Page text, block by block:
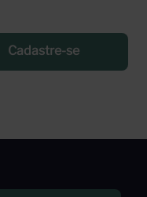
Cadastre-se